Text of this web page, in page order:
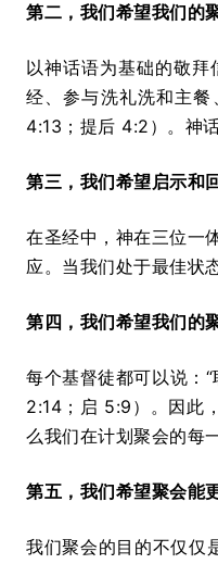
第二，我们希望我们的
以神话语为基础的敬
经、参与洗礼洗和主
4:13；提后 4:2）。神
第三，我们希望启示和
在圣经中，神在三位一
应。当我们处于最佳状
第四，我们希望我们的
每个基督徒都可以说：
2:14；启 5:9）。因此
么我们在计划聚会的每
第五，我们希望聚会能
我们聚会的目的不仅仅